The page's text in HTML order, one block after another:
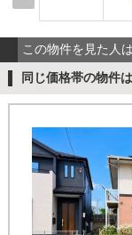
この物件を見た人
同じ価格帯の物件